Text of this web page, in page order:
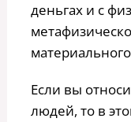
деньгах и с
Если вы
людей, то в